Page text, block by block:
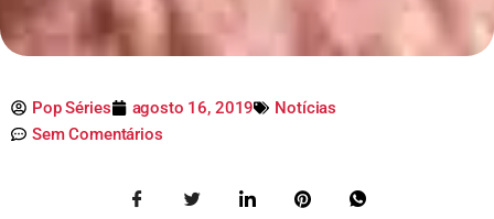
Pop Séries agosto 16, 2019
Notícias
Sem Comentários